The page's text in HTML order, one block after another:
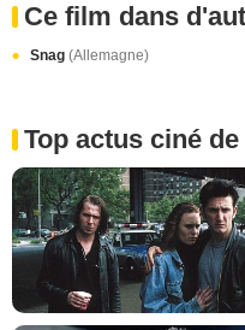
Ce film dans
Snag (Allemagne)
Top actus ciné